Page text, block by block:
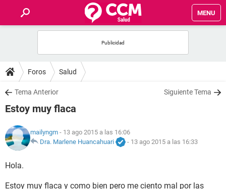
MENU
FOROS
SALUD
FAMILIA
NUTRICIÓN
BIENESTAR
Foros Salud
Tema Anterior Siguiente Tema
Estoy muy flaca
mailyngm - 13 ago 2015 a las 16:06
Dra. Marlene Huancahuari
- 13 ago 2015 a las 16:33
Hola.
Estoy muy flaca y como bien pero me ciento mal por las